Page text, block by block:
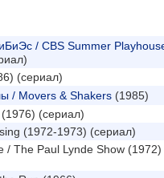
/ CBS Summer
(сериал)
/ Movers & Shakers (1985)
(сериал)
(1972-1973) (сериал)
The Paul Lynde Show (1972)